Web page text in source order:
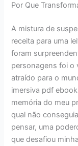
Por Que
A mistura de
receita para uma
foram
personagens foi o
atraído para o
imersiva pdf
memória do meu
qual não
pensar, uma
que desafiou